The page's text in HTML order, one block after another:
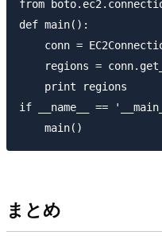
from
def main():
conn =
regions =
    print regions
if __name__ ==
まとめ